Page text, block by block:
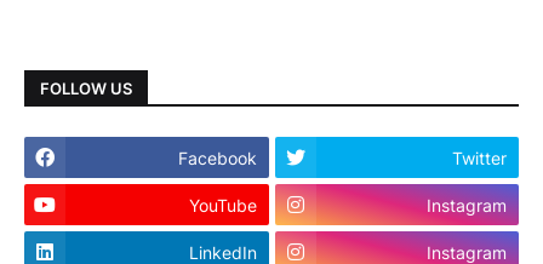
FOLLOW US
Facebook Twitter
YouTube Instagram
LinkedIn Instagram